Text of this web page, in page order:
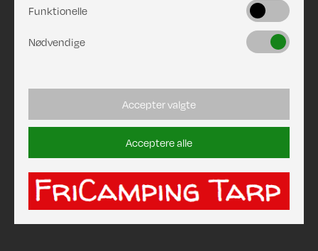
Funktionelle
Nødvendige
Accepter valgte
Acceptere alle